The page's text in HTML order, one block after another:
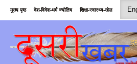
मुख्य पृष्ठ देश-विदेश-धर्म ज्योतिष शिक्षा-स्वास्थ्य-खेल